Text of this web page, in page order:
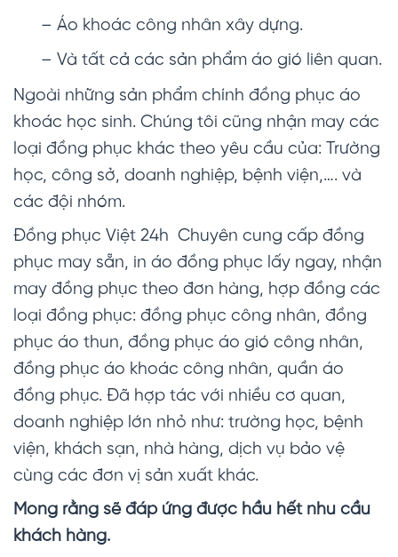
– Áo khoác công nhân xây dựng.
– Và tất cả các sản phẩm áo gió liên quan.
Ngoài những sản phẩm chính đồng phục áo
khoác học sinh. Chúng tôi cũng nhận may các
loại đồng phục khác theo yêu cầu của: Trường
học, công sở, doanh nghiệp, bệnh viện,…. và
các đội nhóm.
Đồng phục Việt 24h Chuyên cung cấp đồng
phục may sẵn, in áo đồng phục lấy ngay, nhận
may đồng phục theo đơn hàng, hợp đồng các
loại đồng phục: đồng phục công nhân, đồng
phục áo thun, đồng phục áo gió công nhân,
đồng phục áo khoác công nhân, quần áo
đồng phục. Đã hợp tác với nhiều cơ quan,
doanh nghiệp lớn nhỏ như: trường học, bệnh
viện, khách sạn, nhà hàng, dịch vụ bảo vệ
cùng các đơn vị sản xuất khác.
Mong rằng sẽ đáp ứng được hầu hết nhu cầu
khách hàng.